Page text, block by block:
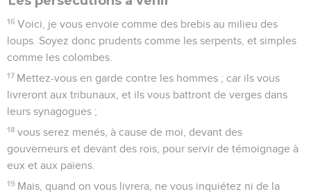
16 Voici, je vous envoie comme des brebis au milieu des
loups. Soyez donc prudents comme les serpents, et simples
comme les colombes.
17 Mettez-vous en garde contre les hommes ; car ils vous
livreront aux tribunaux, et ils vous battront de verges dans
leurs synagogues ;
18 vous serez menés, à cause de moi, devant des
gouverneurs et devant des rois, pour servir de témoignage à
eux et aux païens.
19 Mais, quand on vous livrera, ne vous inquiétez ni de la